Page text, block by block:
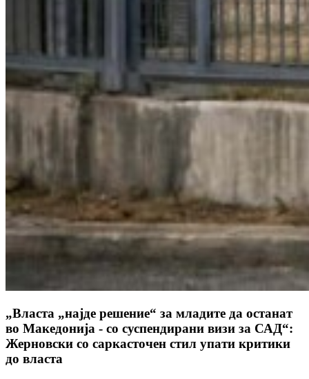
„Власта „најде решение“ за младите да останат
во Македонија - со суспендирани визи за САД“:
Жерновски со саркасточен стил упати критики
до власта